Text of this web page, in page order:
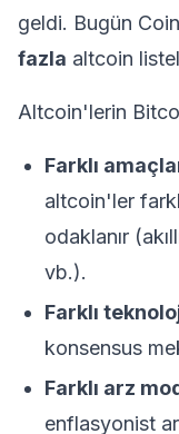
geldi. Bugün
fazla altcoin
Altcoin'lerin
Farklı
altcoin'ler
odaklanır
vb.).
Farklı
konsensus
Farklı arz
enflasyonist